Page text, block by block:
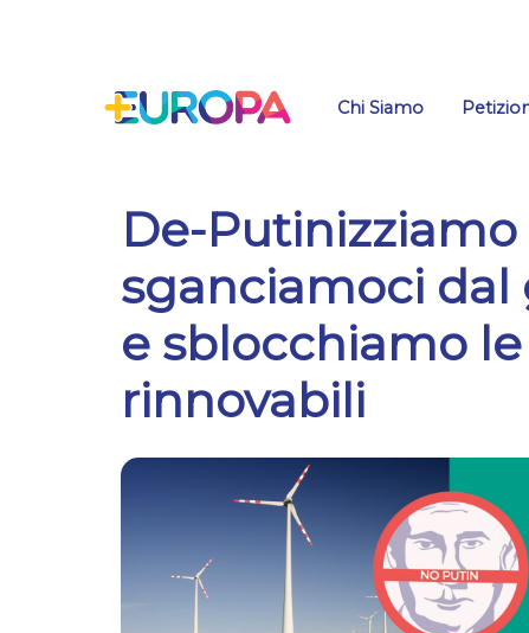
Chi Siamo
De-Putinizziamo
sganciamoci dal
e sblocchiamo le
rinnovabili